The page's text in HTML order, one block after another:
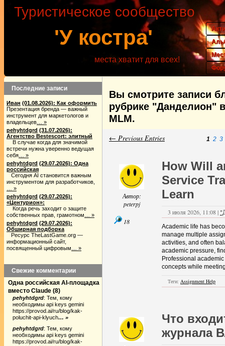
'У костра'
Туристическое сообщество
места хватит для всех!
Вы смотрите записи
рубрике "Данделион"
MLM.
← Previous Entries 1 2 3
Автор:
peterpj
18
How Will
Service
Learn
3 июля 2026, 11:08 |
Academic life has
manage multiple
activities, and often
academic pressure,
Professional
concepts while
Теги: Assignment Help
Что
журнала
Последние записи
Иван (01.08.2026): Как оформить
Презентация бренда — важный
инструмент для маркетологов и
владельцев … »
pehyhtdgrd (31.07.2026):
Агентство Bestescort: элитный
В случае когда для значимой
встречи нужна уверенно ведущая
себя … »
pehyhtdgrd (29.07.2026): Одна
российская
Сегодня AI становится важным
инструментом для разработчиков,
… »
pehyhtdgrd (29.07.2026):
«Центурион»:
Когда речь заходит о защите
собственных прав, грамотном … »
pehyhtdgrd (29.07.2026):
Обширная подборка
Ресурс TheLastGame.org —
информационный сайт,
посвященный цифровым … »
Свежие комментарии
Одна российская AI-площадка
вместо Claude (8)
pehyhtdgrd: Тем, кому
необходимы api keys gemini
https://provod.ai/ru/blog/kak-
poluchit-api-klyuch… »
pehyhtdgrd: Тем, кому
необходимы api keys gemini
https://provod.ai/ru/blog/kak-